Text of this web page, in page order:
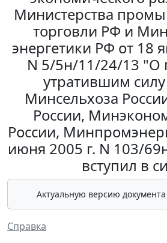
Министерства
торговли РФ и
энергетики РФ от 18
N 5/5н/11/24/13 "О
утратившим
Минсельхоза
России,
России,
июня 2005 г. N 103/
вступил в
Актуальную версию
Справка